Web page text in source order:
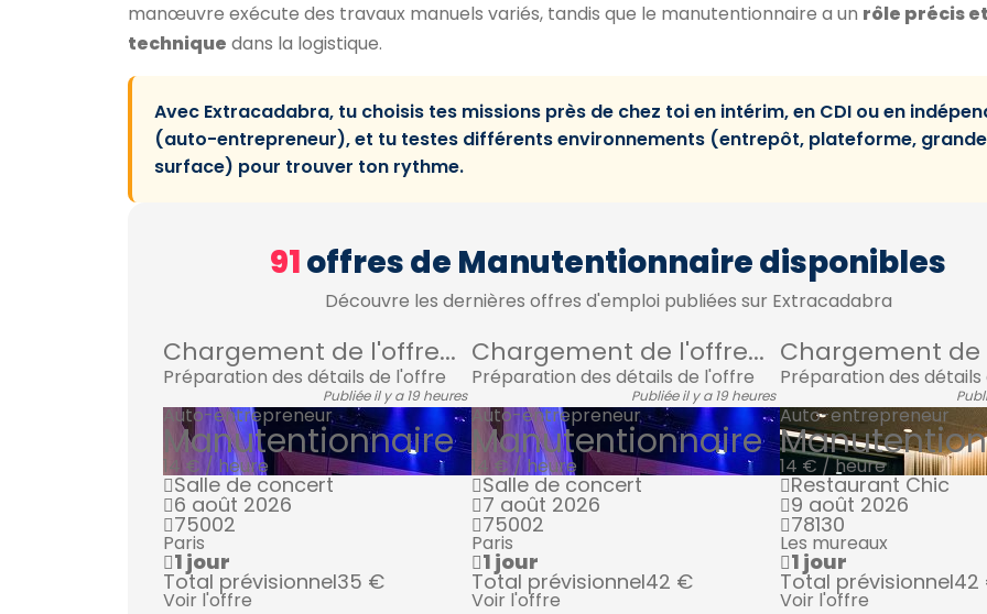
manœuvre exécute des travaux manuels variés, tandis que le manutentionnaire a un rôle précis et
technique dans la logistique.
Avec Extracadabra, tu choisis tes missions près de chez toi en intérim, en CDI ou en
(auto-entrepreneur), et tu testes différents environnements (entrepôt, plateforme, grande
surface) pour trouver ton rythme.
91offres de Manutentionnaire disponibles
Découvre les dernières offres d'emploi publiées sur Extracadabra
Chargement de l'offre...
Préparation des détails de l'offre
Publiée il y a 19 heures
Auto-entrepreneur
Manutentionnaire
14 € / heure
Salle de concert
6 août 2026
75002
Paris
1 jour
Total prévisionnel35 €
Voir l'offre
Chargement de l'offre...
Préparation des détails de l'offre
Publiée il y a 19 heures
Auto-entrepreneur
Manutentionnaire
14 € / heure
Salle de concert
7 août 2026
75002
Paris
1 jour
Total prévisionnel42 €
Voir l'offre
Chargement de
Préparation des détails
Auto-entrepreneur
14 € / heure
Restaurant Chic
9 août 2026
78130
Les mureaux
1 jour
Total prévisionnel42
Voir l'offre